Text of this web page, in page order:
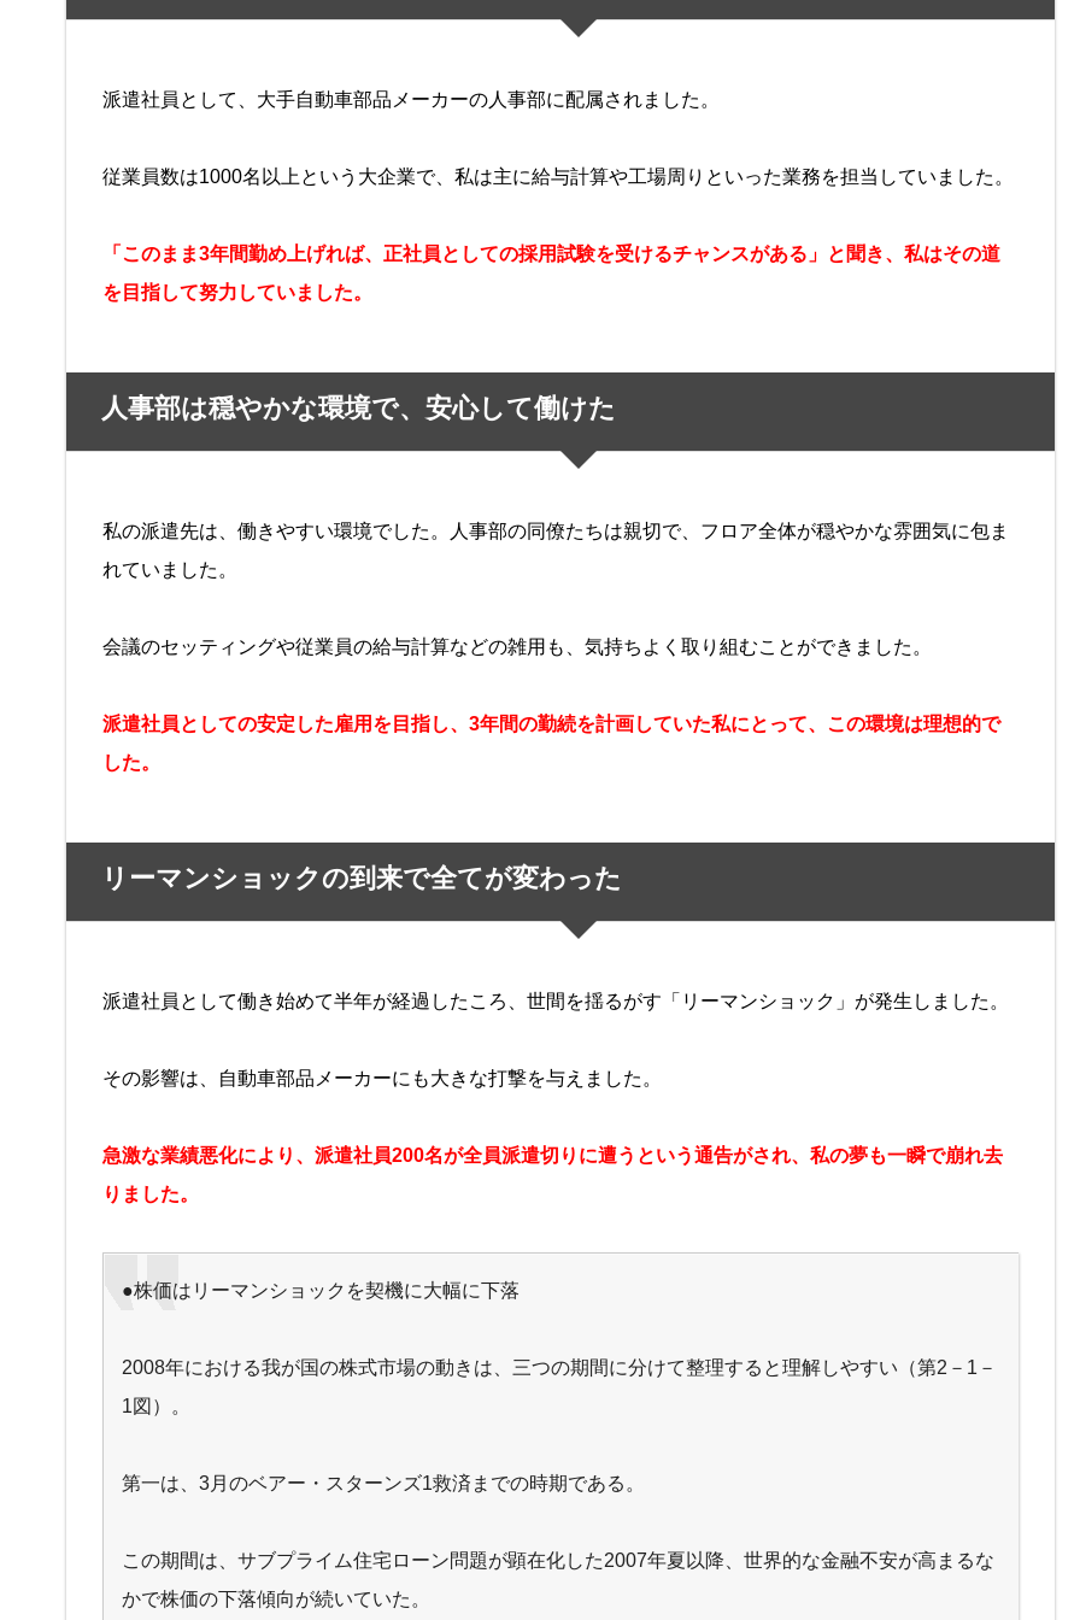
派遣社員として、大手自動車部品メーカーの人事部に配属されました。
従業員数は1000名以上という大企業で、私は主に給与計算や工場周りといった業務を担当していました。
「このまま3年間勤め上げれば、正社員としての採用試験を受けるチャンスがある」と聞き、私はその道
を目指して努力していました。
人事部は穏やかな環境で、安心して働けた
私の派遣先は、働きやすい環境でした。人事部の同僚たちは親切で、フロア全体が穏やかな雰囲気に包ま
れていました。
会議のセッティングや従業員の給与計算などの雑用も、気持ちよく取り組むことができました。
派遣社員としての安定した雇用を目指し、3年間の勤続を計画していた私にとって、この環境は理想的で
した。
リーマンショックの到来で全てが変わった
派遣社員として働き始めて半年が経過したころ、世間を揺るがす「リーマンショック」が発生しました。
その影響は、自動車部品メーカーにも大きな打撃を与えました。
急激な業績悪化により、派遣社員200名が全員派遣切りに遭うという通告がされ、私の夢も一瞬で崩れ去
りました。
●株価はリーマンショックを契機に大幅に下落
2008年における我が国の株式市場の動きは、三つの期間に分けて整理すると理解しやすい（第2－1－
1図）。
第一は、3月のベアー・スターンズ1救済までの時期である。
この期間は、サブプライム住宅ローン問題が顕在化した2007年夏以降、世界的な金融不安が高まるな
かで株価の下落傾向が続いていた。